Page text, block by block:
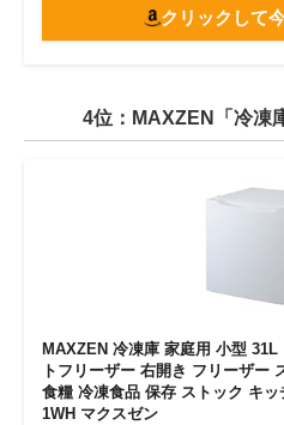
クリックして
4位：MAXZEN「冷凍
MAXZEN 冷凍庫 家庭用 小型
トフリーザー 右開き フリーザー
食糧 冷凍食品 保存 ストック キ
1WH マクスゼン